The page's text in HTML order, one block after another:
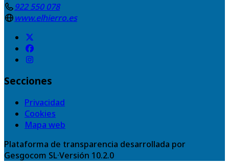
922 550 078
www.elhierro.es
Secciones
Privacidad
Cookies
Mapa web
Plataforma de transparencia desarrollada por
Gesgocom SL·Versión 10.2.0